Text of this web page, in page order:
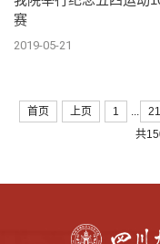
赛
2019-05-21
首页 上页 1 21
共